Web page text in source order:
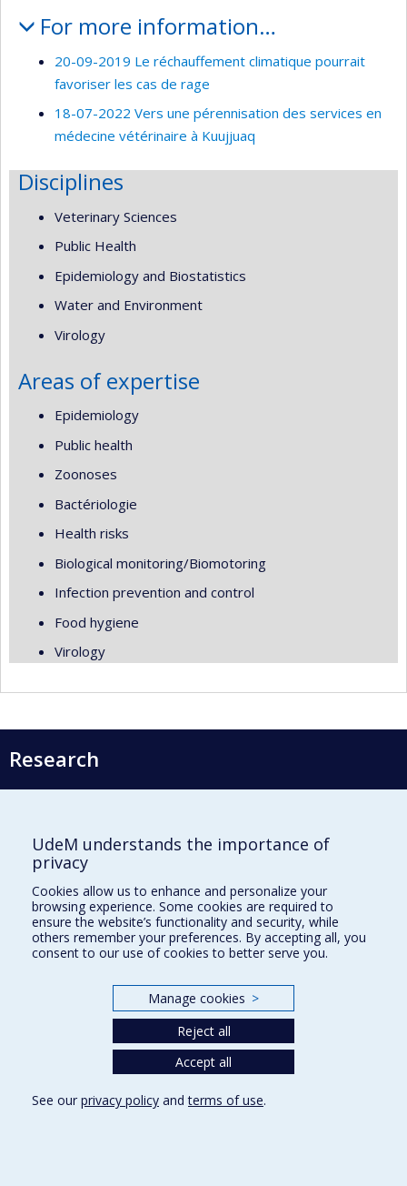
For more information…
20-09-2019 Le réchauffement climatique pourrait
favoriser les cas de rage
18-07-2022 Vers une pérennisation des services en
médecine vétérinaire à Kuujjuaq
Disciplines
Veterinary Sciences
Public Health
Epidemiology and Biostatistics
Water and Environment
Virology
Areas of expertise
Epidemiology
Public health
Zoonoses
Bactériologie
Health risks
Biological monitoring/Biomotoring
Infection prevention and control
Food hygiene
Virology
Research
Université de Montréal
H3C 3J7
E-mail :recherche@umontreal.ca
Who does what?
Find us
UdeM understands the importance of
privacy
Cookies allow us to enhance and personalize your
browsing experience. Some cookies are required to
ensure the website’s functionality and security, while
others remember your preferences. By accepting all, you
consent to our use of cookies to better serve you.
Manage cookies >
Reject all
Accept all
See our privacy policy andterms of use.